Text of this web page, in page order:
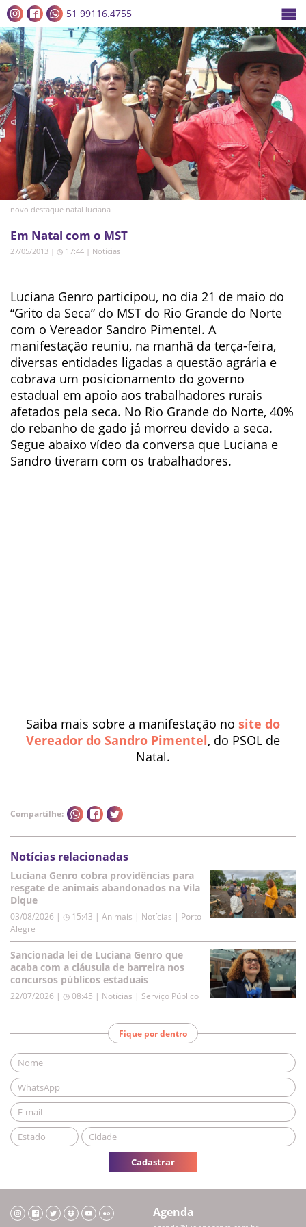
51 99116.4755
novo destaque natal luciana
Em Natal com o MST
27/05/2013 | ◷ 17:44 | Notícias
Luciana Genro participou, no dia 21 de maio do
“Grito da Seca” do MST do Rio Grande do Norte
com o Vereador Sandro Pimentel. A
manifestação reuniu, na manhã da terça-feira,
diversas entidades ligadas a questão agrária e
cobrava um posicionamento do governo
estadual em apoio aos trabalhadores rurais
afetados pela seca. No Rio Grande do Norte, 40%
do rebanho de gado já morreu devido a seca.
Segue abaixo vídeo da conversa que Luciana e
Sandro tiveram com os trabalhadores.
Saiba mais sobre a manifestação no site do
Vereador do Sandro Pimentel, do PSOL de
Natal.
Compartilhe:
Notícias relacionadas
Luciana Genro cobra providências para
resgate de animais abandonados na Vila
Dique
03/08/2026 | ◷ 15:43 | Animais | Notícias | Porto
Alegre
Sancionada lei de Luciana Genro que
acaba com a cláusula de barreira nos
concursos públicos estaduais
22/07/2026 | ◷ 08:45 | Notícias | Serviço Público
Fique por dentro
Cadastrar
Agenda